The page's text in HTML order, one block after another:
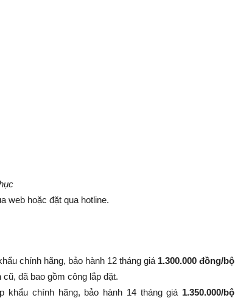
web hoặc đặt qua hotline.
chính hãng, bảo hành 12 tháng giá 1.300.000 đồng/bộ
đã bao gồm công lắp đặt.
khẩu chính hãng, bảo hành 14 tháng giá 1.350.000/bộ